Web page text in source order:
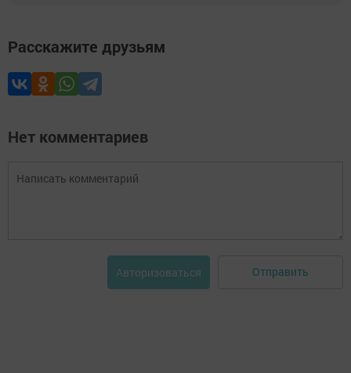
Расскажите друзьям
Нет комментариев
Авторизоваться Отправить